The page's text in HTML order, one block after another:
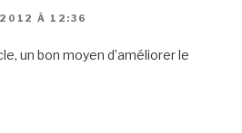
2012 À 12:36
un bon moyen d’améliorer le